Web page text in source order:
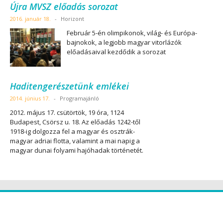
Újra MVSZ előadás sorozat
2016. január 18. - Horizont
Február 5-én olimpikonok, világ- és Európa-
bajnokok, a legjobb magyar vitorlázók
előadásaival kezdődik a sorozat
Haditengerészetünk emlékei
2014. június 17. - Programajánló
2012. május 17. csütörtök, 19 óra, 1124
Budapest, Csörsz u. 18. Az előadás 1242-től
1918-ig dolgozza fel a magyar és osztrák-
magyar adriai flotta, valamint a mai napig a
magyar dunai folyami hajóhadak történetét.